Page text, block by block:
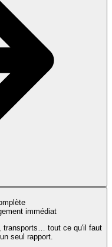
immédiat
transports… tout ce qu'il faut
seul rapport.